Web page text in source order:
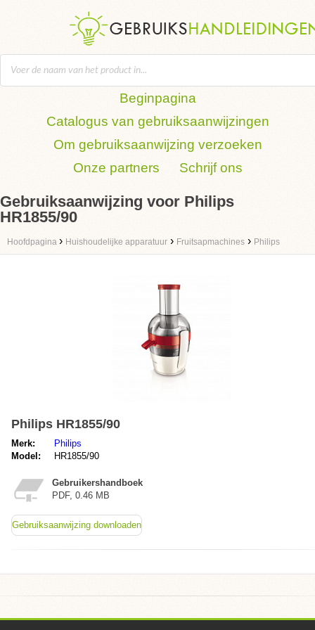
Beginpagina
Catalogus van gebruiksaanwijzingen
Om gebruiksaanwijzing verzoeken
Onze partners
Schrijf ons
Gebruiksaanwijzing voor Philips
HR1855/90
Hoofdpagina › Huishoudelijke apparatuur › Fruitsapmachines › Philips
Philips HR1855/90
Merk:
Philips
Model:
HR1855/90
Gebruikershandboek
PDF, 0.46 MB
Gebruiksaanwijzing downloaden